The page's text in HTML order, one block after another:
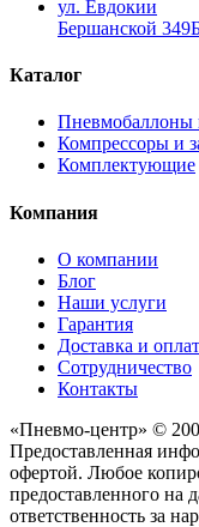
ул. Евдокии
Бершанской
Каталог
Пневмобаллоны
Компрессоры и
Комплектующие
Компания
О компании
Блог
Наши услуги
Гарантия
Доставка и
Сотрудничество
Контакты
«Пневмо-центр» ©
Предоставленная
офертой. Любое
предоставленного на
ответственность за